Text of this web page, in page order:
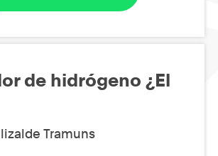
de hidrógeno ¿El
Tramuns